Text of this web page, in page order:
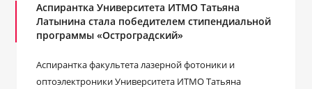
Аспирантка Университета ИТМО Татьяна
Латынина стала победителем стипендиальной
программы «Остроградский»
Аспирантка факультета лазерной фотоники и
оптоэлектроники Университета ИТМО Татьяна